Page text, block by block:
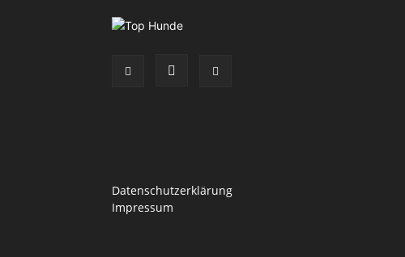
Datenschutzerklärung
Impressum